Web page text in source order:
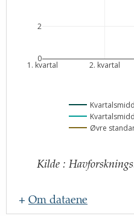
1. kvartal 2. kvartal
0
2
Øvre
Kilde :
+ Om dataene